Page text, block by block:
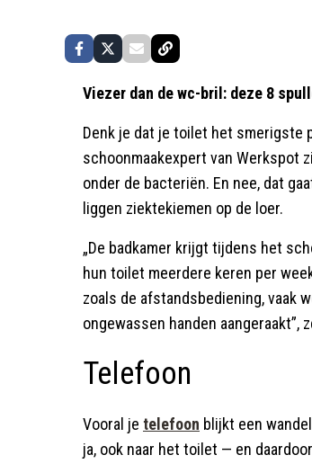
Viezer dan de wc-bril: deze 8
Denk je dat je toilet het smerigste
schoonmaakexpert van Werkspot
onder de bacteriën. En nee, dat
liggen ziektekiemen op de loer.
„De badkamer krijgt tijdens het
hun toilet meerdere keren per
zoals de afstandsbediening, vaak
ongewassen handen aangeraakt”,
Telefoon
Vooral je telefoon blijkt een
ja, ook naar het toilet — en